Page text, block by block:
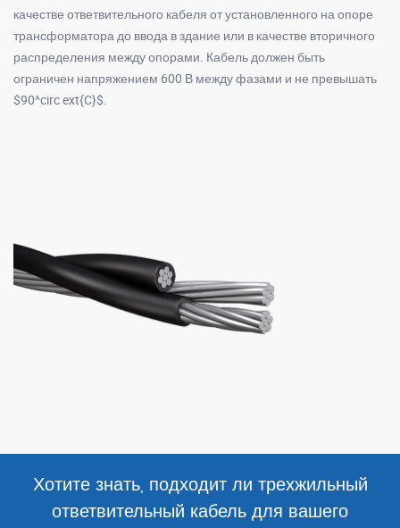
качестве ответвительного кабеля от установленного на опоре
трансформатора до ввода в здание или в качестве вторичного
распределения между опорами. Кабель должен быть
ограничен напряжением 600 В между фазами и не превышать
$90^circ ext{C}$.
Хотите знать, подходит ли трехжильный
ответвительный кабель для вашего